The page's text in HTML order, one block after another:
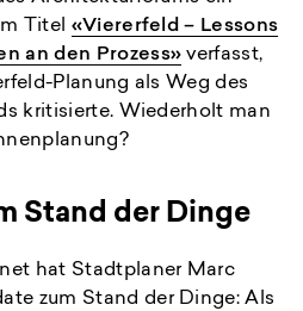
Titel «Viererfeld – Lessons
an den Prozess» verfasst,
Planung als Weg des
kritisierte. Wiederholt man
Stand der Dinge
hat Stadtplaner Marc
zum Stand der Dinge: Als